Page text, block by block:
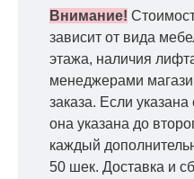
Внимание!
зависит от вида
этажа, наличия
менеджерами
заказа. Если указана
она указана до
каждый
50 шек. Доставка и